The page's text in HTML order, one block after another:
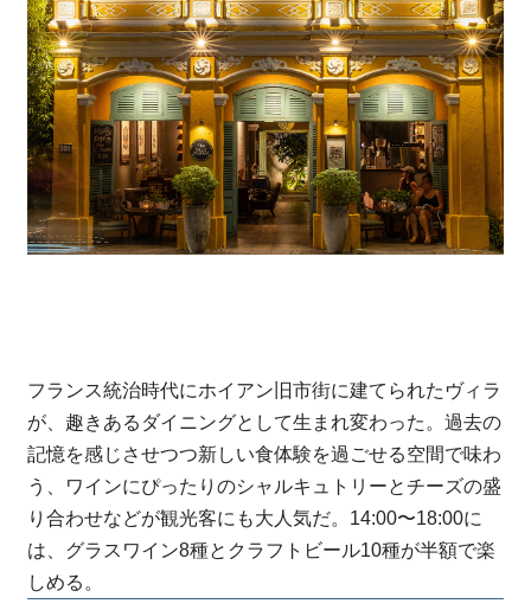
フランス統治時代にホイアン旧市街に建てられたヴィラ
が、趣きあるダイニングとして生まれ変わった。過去の
記憶を感じさせつつ新しい食体験を過ごせる空間で味わ
う、ワインにぴったりのシャルキュトリーとチーズの盛
り合わせなどが観光客にも大人気だ。14:00〜18:00に
は、グラスワイン8種とクラフトビール10種が半額で楽
しめる。